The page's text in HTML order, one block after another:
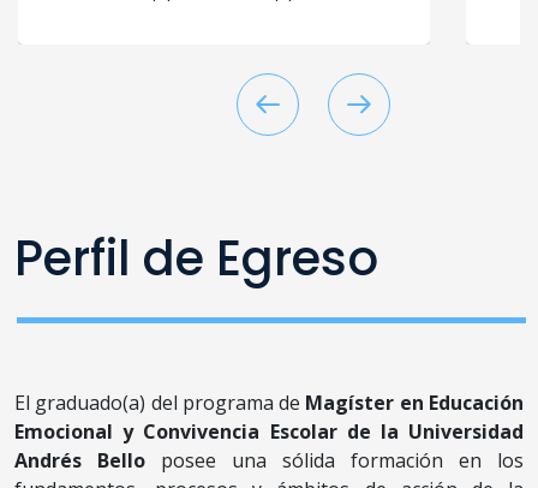
Adolescentes y Adultos.
impartiendo docencia en
Psicopatología y Psiquiatría.
Investigador en salud
Educación Emocional y
Convivencia Escolar, y del
Grupo de Investigación en
Educación y Salud Emocional
Magíster en Recursos
Humanos y Habilidades
Cuenta con varios
El graduado(a) del programa de Magíster en Educación
Emocional y Convivencia Escolar de la Universidad
Andrés Bello posee una sólida formación en los
Perfil de Egreso